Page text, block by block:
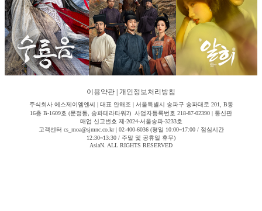
이용약관 개인정보처리방침
주식회사 에스제이엠엔씨 | 대표 안해조 | 서울특별시 송파구 송파대로 201, B동
16층 B-1609호 (문정동, 송파테라타워2) 사업자등록번호 218-87-02390 | 통신판
매업 신고번호 제-2024-서울송파-3233호
고객센터 cs_moa@sjmnc.co.kr | 02-400-6036 (평일 10:00~17:00 / 점심시간
12:30~13:30 / 주말 및 공휴일 휴무)
AsiaN. ALL RIGHTS RESERVED